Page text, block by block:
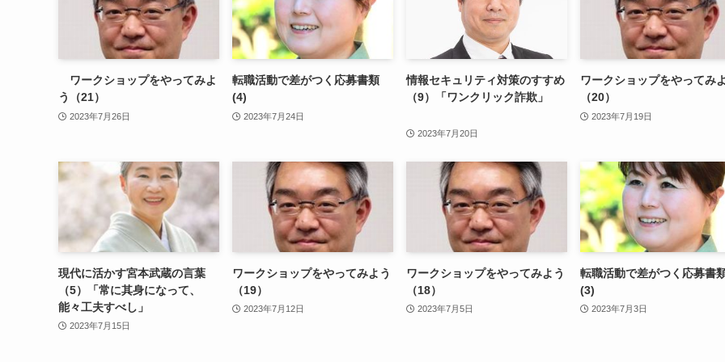
ワークショップをやってみよ
う（21）
2023年7月26日
転職活動で差がつく応募書類
(4)
2023年7月24日
情報セキュリティ対策のすすめ
（9）「ワンクリック詐欺」
2023年7月20日
ワークショップをやってみ
（20）
2023年7月19日
現代に活かす宮本武蔵の言葉
（5）「常に其身になって、
能々工夫すべし」
2023年7月15日
ワークショップをやってみよう
（19）
2023年7月12日
ワークショップをやってみよう
（18）
2023年7月5日
転職活動で差がつく応募書
(3)
2023年7月3日